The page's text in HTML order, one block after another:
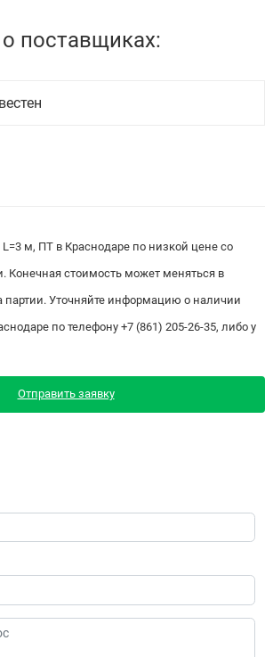
поставщиках:
L=3 м, ПТ в Краснодаре по низкой цене со
Конечная стоимость может меняться в
партии. Уточняйте информацию о наличии
по телефону +7 (861) 205-26-35, либо у
Отправить заявку